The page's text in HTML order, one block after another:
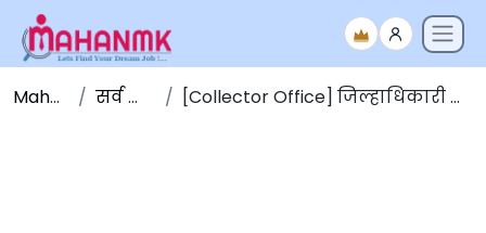
Maha NMK सर्व जाहिराती [Collector Office] जिल्हाधिकारी कार्यालय धुळे भरती 2023